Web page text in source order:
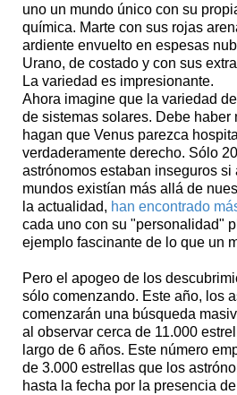
uno un mundo único con su
química. Marte con sus rojas
ardiente envuelto en espesas
Urano, de costado y con sus
La variedad es impresionante.
Ahora imagine que la variedad
de sistemas solares. Debe haber
hagan que Venus parezca
verdaderamente derecho. Sólo
astrónomos estaban inseguros si
mundos existían más allá de
la actualidad, han encontrado
cada uno con su "personalidad"
ejemplo fascinante de lo que un
Pero el apogeo de los
sólo comenzando. Este año, los
comenzarán una búsqueda
al observar cerca de 11.000
largo de 6 años. Este número
de 3.000 estrellas que los
hasta la fecha por la presencia